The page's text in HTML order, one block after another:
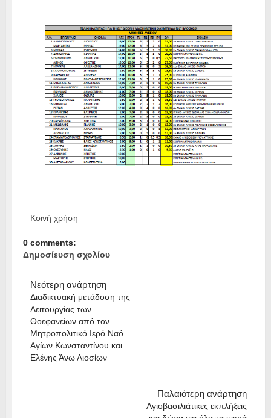
Κοινή χρήση
0 comments:
Δημοσίευση σχολίου
Νεότερη ανάρτηση
Διαδικτυακή μετάδοση της
Λειτουργίας των
Θοεφανείων από τον
Μητροπολιτικό Ιερό Ναό
Αγίων Κωνσταντίνου και
Ελένης Άνω Λιοσίων
Παλαιότερη ανάρτηση
Αγιοβασιλιάτικες εκπλήξεις